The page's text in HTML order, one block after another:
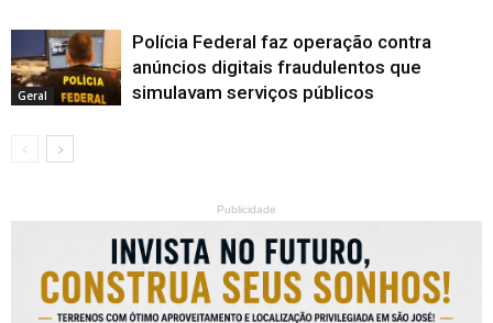
Geral
Polícia Federal faz operação contra
anúncios digitais fraudulentos que
simulavam serviços públicos
Publicidade